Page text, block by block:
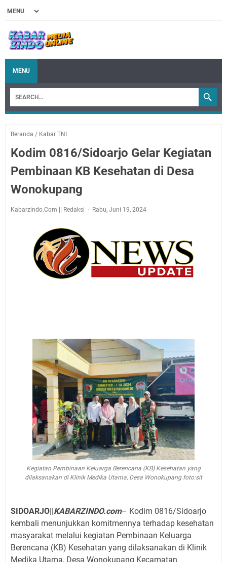
MENU
Beranda / Kabar TNI
Kodim 0816/Sidoarjo Gelar Kegiatan
Pembinaan KB Kesehatan di Desa
Wonokupang
Kabarzindo.Com || Redaksi Rabu, Juni 19, 2024
Kegiatan Pembinaan Keluarga Berencana (KB) Kesehatan yang
dilaksanakan di Klinik Medika Utama, Desa Wonokupang.foto:sit
SIDOARJO||KABARZINDO.com– Kodim 0816/Sidoarjo
kembali menunjukkan komitmennya terhadap kesehatan
masyarakat melalui kegiatan Pembinaan Keluarga
Berencana (KB) Kesehatan yang dilaksanakan di Klinik
Medika Utama, Desa Wonokupang Kecamatan